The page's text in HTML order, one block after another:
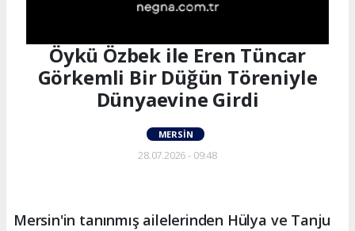
Öykü Özbek ile Eren Tüncar
Görkemli Bir Düğün Töreniyle
Dünyaevine Girdi
MERSIN
28.07.2026 - 09:48
Mersin'in tanınmış ailelerinden Hülya ve Tanju